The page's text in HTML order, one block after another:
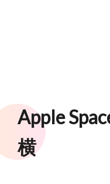
Apple
横